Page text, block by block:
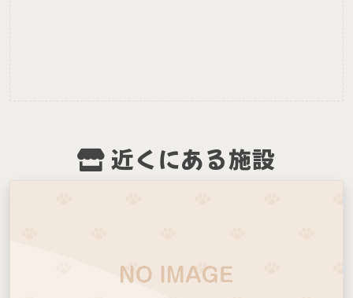
近くにある施設